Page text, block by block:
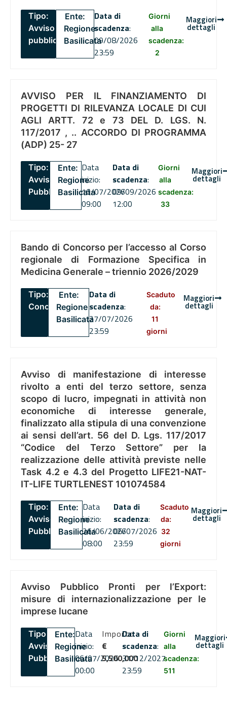
Tipo:
Avviso
pubblico
Ente:
Regione
Basilicata
Data di
scadenza:
09/08/2026
23:59
Giorni
alla
scadenza:
2
Maggiori
dettagli
AVVISO PER IL FINANZIAMENTO DI
PROGETTI DI RILEVANZA LOCALE DI CUI
AGLI ARTT. 72 e 73 DEL D. LGS. N.
117/2017 , .. ACCORDO DI PROGRAMMA
(ADP) 25- 27
Tipo:
Avviso
Pubblico
Ente:
Regione
Basilicata
Data
inizio:
16/07/2026
09:00
Data di
scadenza:
09/09/2026
12:00
Giorni
alla
scadenza:
33
Maggiori
dettagli
Bando di Concorso per l’accesso al Corso
regionale di Formazione Specifica in
Medicina Generale – triennio 2026/2029
Tipo:
Concorsi
Ente:
Regione
Basilicata
Data di
scadenza:
27/07/2026
23:59
Scaduto
da:
11
giorni
Maggiori
dettagli
Avviso di manifestazione di interesse
rivolto a enti del terzo settore, senza
scopo di lucro, impegnati in attività non
economiche di interesse generale,
finalizzato alla stipula di una convenzione
ai sensi dell’art. 56 del D. Lgs. 117/2017
“Codice del Terzo Settore” per la
realizzazione delle attività previste nelle
Task 4.2 e 4.3 del Progetto LIFE21-NAT-
IT-LIFE TURTLENEST 101074584
Tipo:
Avviso
Pubblico
Ente:
Regione
Basilicata
Data
inizio:
26/06/2026
08:00
Data di
scadenza:
06/07/2026
23:59
Scaduto
da:
32
giorni
Maggiori
dettagli
Avviso Pubblico Pronti per l’Export:
misure di internazionalizzazione per le
imprese lucane
Tipo:
Avviso
Pubblico
Ente:
Regione
Basilicata
Data
inizio:
06/07/2026
00:00
Importo
€
5,500,000
Data di
scadenza:
31/12/2027
23:59
Giorni
alla
scadenza:
511
Maggiori
dettagli